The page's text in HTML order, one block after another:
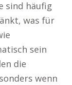
sind häufig
was für
sein
die
wenn